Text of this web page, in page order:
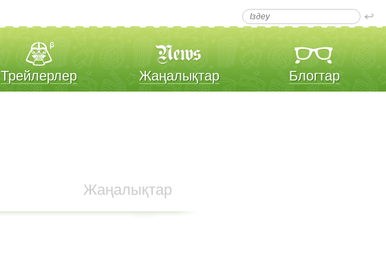
Трейлерлер Жаңалықтар Блогтар
Жаңалықтар